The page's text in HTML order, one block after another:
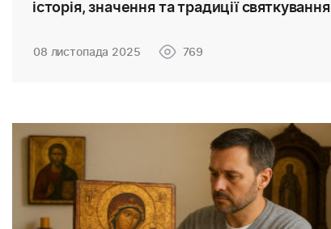
історія, значення та традиції святкування
08 листопада 2025 769